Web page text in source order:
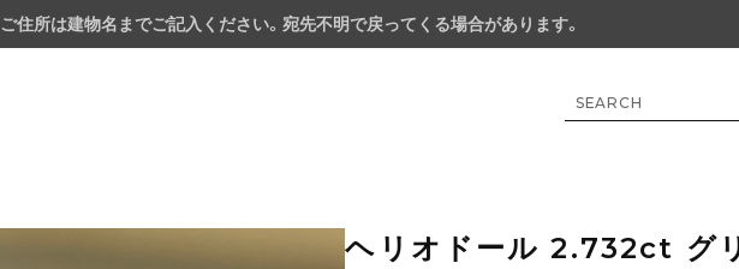
ご住所は建物名までご記入ください。宛先不明で戻ってくる場合があります。
ヘリオドール 2.732ct グ